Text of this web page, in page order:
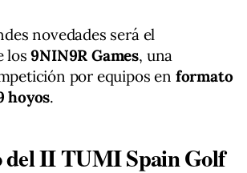
novedades será el
los9NIN9R Games, una
por equipos en formato
hoyos.
del II TUMI Spain Golf